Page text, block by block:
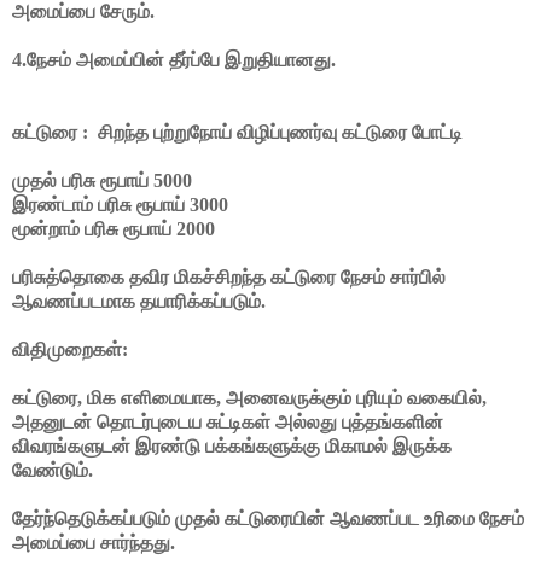
அமைப்பை சேரும்.
4.நேசம் அமைப்பின் தீர்ப்பே இறுதியானது.
கட்டுரை : சிறந்த புற்றுநோய் விழிப்புணர்வு கட்டுரை போட்டி
முதல் பரிசு ரூபாய் 5000
இரண்டாம் பரிசு ரூபாய் 3000
மூன்றாம் பரிசு ரூபாய் 2000
பரிசுத்தொகை தவிர மிகச்சிறந்த கட்டுரை நேசம் சார்பில்
ஆவணப்படமாக தயாரிக்கப்படும்.
விதிமுறைகள்:
கட்டுரை, மிக எளிமையாக, அனைவருக்கும் புரியும் வகையில்,
அதனுடன் தொடர்புடைய சுட்டிகள் அல்லது புத்தங்களின்
விவரங்களுடன் இரண்டு பக்கங்களுக்கு மிகாமல் இருக்க
வேண்டும்.
தேர்ந்தெடுக்கப்படும் முதல் கட்டுரையின் ஆவணப்பட உரிமை நேசம்
அமைப்பை சார்ந்தது.